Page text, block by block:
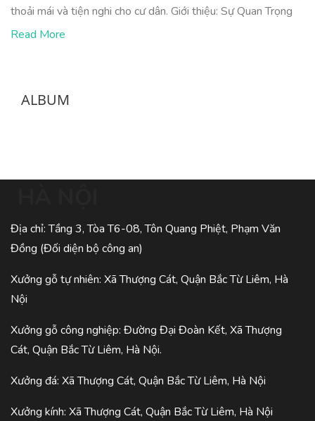
thoải mái và tiện nghi cho cư dân. Giới thiệu: Sự Quan Trọng
Read More
ALBUM
Địa chỉ: Tầng 3, Tòa T6-08, Tôn Quang Phiệt, Phạm Văn
Đồng (Đối diện bộ công an)
Xưởng gỗ tự nhiên: Xã Thượng Cát, Quận Bắc Từ Liêm, Hà
Nội
Xưởng gỗ công nghiệp: Đường Đại Đoàn Kết, Xã Thượng
Cát, Quận Bắc Từ Liêm, Hà Nội.
Xưởng đá: Xã Thượng Cát, Quận Bắc Từ Liêm, Hà Nội
Xưởng kính: Xã Thượng Cát, Quận Bắc Từ Liêm, Hà Nội